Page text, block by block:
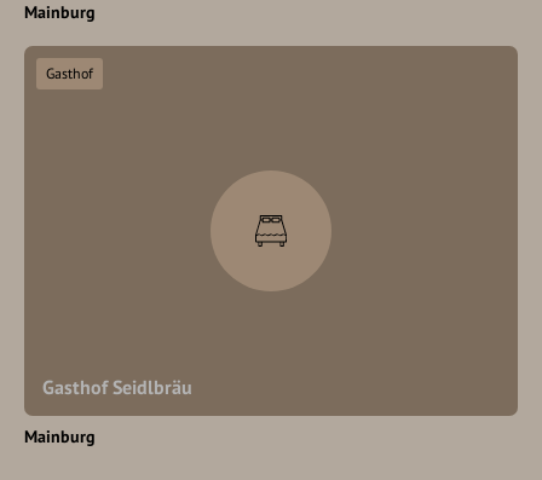
Mainburg
Gasthof Seidlbräu
Gasthof
Mainburg